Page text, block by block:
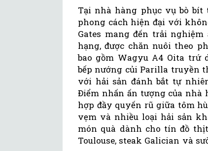
Tại nhà hàng phục vụ bò bít
phong cách hiện đại với
Gates mang đến trải
hạng, được chăn nuôi theo
bao gồm Wagyu A4 Oita trứ
bếp nướng củi Parilla truyền
với hải sản đánh bắt tự
Điểm nhấn ấn tượng của nhà
hợp đầy quyến rũ giữa tôm
vẹm và nhiều loại hải sản
món quà dành cho tín đồ
Toulouse, steak Galician và